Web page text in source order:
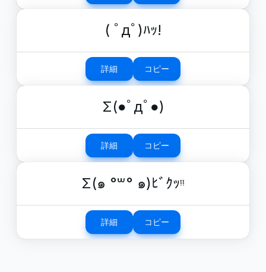
( ﾟдﾟ)ﾊｯ!
詳細 コピー
Σ(●ﾟдﾟ●)
詳細 コピー
Σ(๑ °꒳° ๑)ﾋﾞｸｯᵎᵎ
詳細 コピー